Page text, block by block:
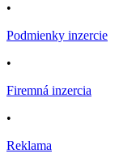
•
Podmienky inzercie
•
Firemná inzercia
•
Reklama